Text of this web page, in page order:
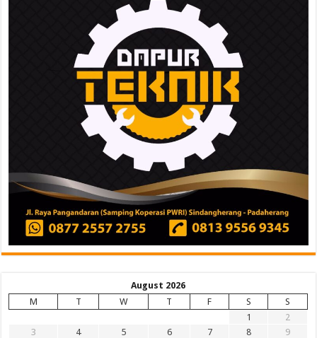
August 2026
M
T W T F S
S
1
2
3
4 5 6 7 8
9